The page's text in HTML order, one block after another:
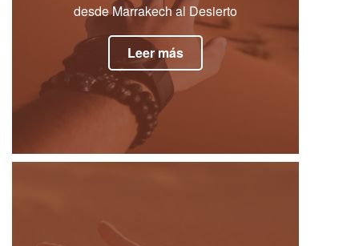
desde Marrakech al Desierto
Leer más